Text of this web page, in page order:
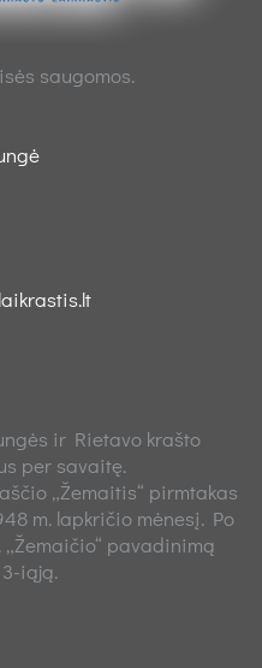
saugomos.
ir Rietavo krašto
per savaitę.
„Žemaitis“ pirmtakas
m. lapkričio mėnesį. Po
pavadinimą
iąją.